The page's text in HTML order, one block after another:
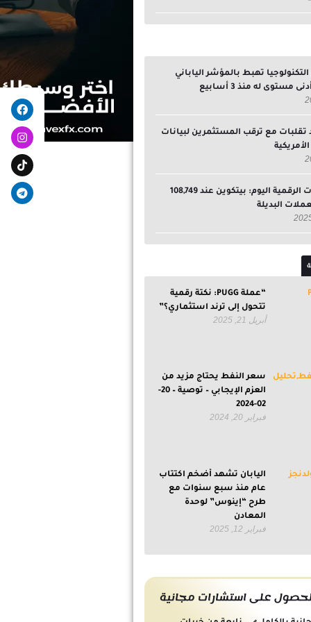
تهبط بالمؤشر الياباني
مستوى له منذ 3 أسابيع
تقلبات مع ترقب المستثمرين لبيانات
سوق العملات الرقمية اليوم: بيتكوين عند 108,749
البديلة
“عملة PUGG: نكتة رقمية
تتحول إلى ترند استثماري؟”
أبريل 21, 2025
سعر النفط يحتاج مزيد من
العزم الإيجابي – توصية – 20-
02-2024
فبراير 20, 2024
اليابان تشهد أضخم اكتتاب
عام منذ سبع سنوات مع
طرح “إينوس” لوحدة
المعادن
فبراير 12, 2025
على استشارات مجانية